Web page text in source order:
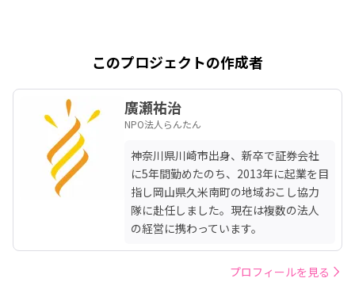
このプロジェクトの作成者
廣瀬祐治
NPO法人らんたん
神奈川県川崎市出身、新卒で証券会社
に5年間勤めたのち、2013年に起業を目
指し岡山県久米南町の地域おこし協力
隊に赴任しました。現在は複数の法人
の経営に携わっています。
プロフィールを見る